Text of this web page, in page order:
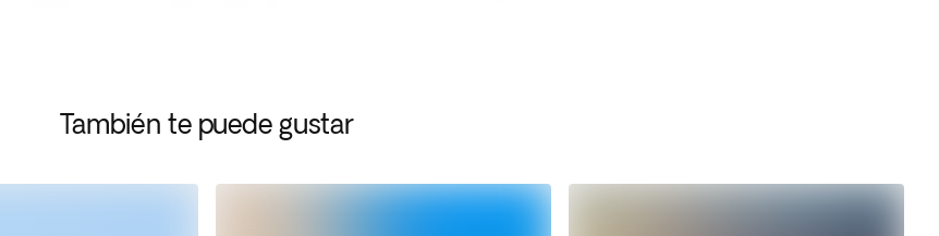
También te puede gustar